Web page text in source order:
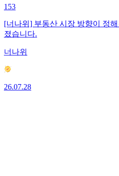
153
[너나위] 부동산 시장 방향이 정
졌습니다.
너나위
26.07.28